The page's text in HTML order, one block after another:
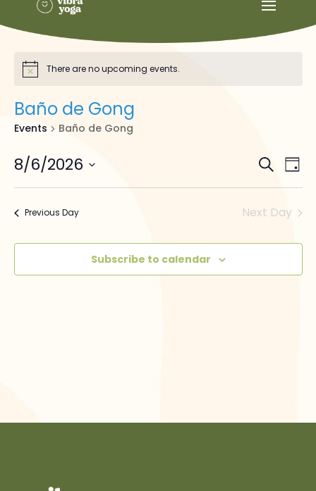
There are no upcoming events.
Baño de Gong
Events Baño de Gong
Events
Views
Search
Day
8/6/2026
Previous Day Next Day
Subscribe to calendar